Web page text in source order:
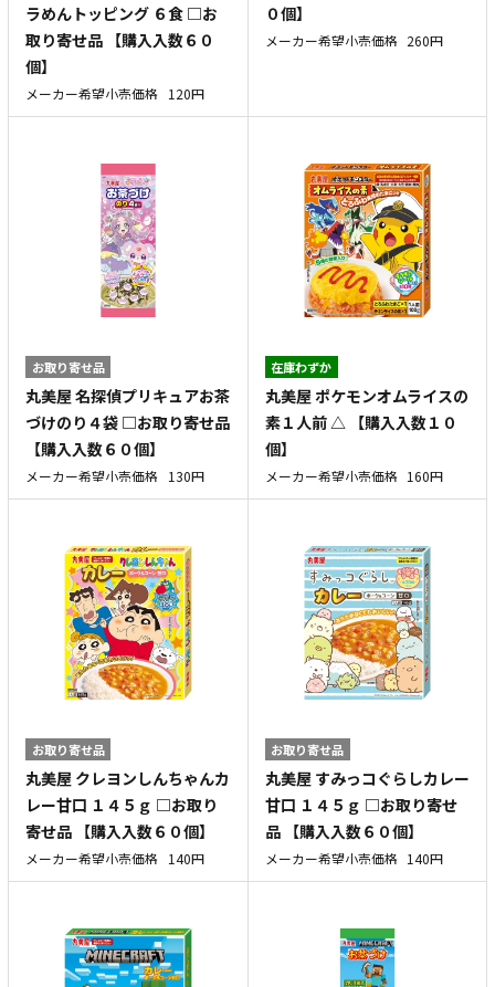
ラめんトッピング ６食 □お
取り寄せ品 【購入入数６０
個】
メーカー希望小売価格 120円
０個】
メーカー希望小売価格 260円
お取り寄せ品
丸美屋 名探偵プリキュアお茶
づけのり４袋 □お取り寄せ品
【購入入数６０個】
メーカー希望小売価格 130円
在庫わずか
丸美屋 ポケモンオムライスの
素１人前 △ 【購入入数１０
個】
メーカー希望小売価格 160円
お取り寄せ品
丸美屋 クレヨンしんちゃんカ
レー甘口 １４５ｇ □お取り
寄せ品 【購入入数６０個】
メーカー希望小売価格 140円
お取り寄せ品
丸美屋 すみっコぐらしカレー
甘口 １４５ｇ □お取り寄せ
品 【購入入数６０個】
メーカー希望小売価格 140円